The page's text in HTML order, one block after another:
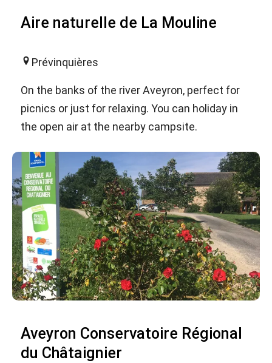
Aire naturelle de La Mouline
Prévinquières
On the banks of the river Aveyron, perfect for
picnics or just for relaxing. You can holiday in
the open air at the nearby campsite.
Aveyron Conservatoire Régional
du Châtaignier